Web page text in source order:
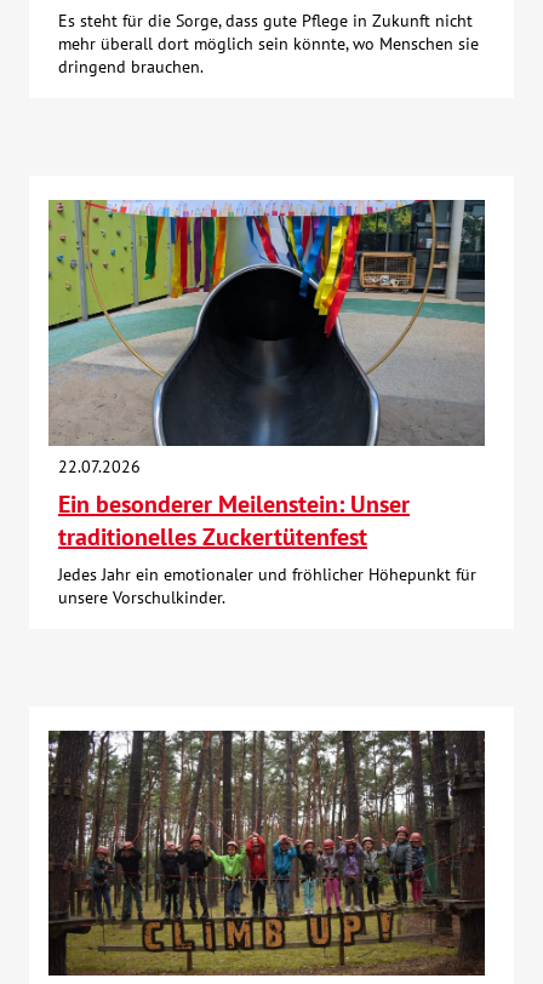
Es steht für die Sorge, dass gute Pflege in Zukunft nicht
mehr überall dort möglich sein könnte, wo Menschen sie
dringend brauchen.
22.07.2026
Ein besonderer Meilenstein: Unser
traditionelles Zuckertütenfest
Jedes Jahr ein emotionaler und fröhlicher Höhepunkt für
unsere Vorschulkinder.